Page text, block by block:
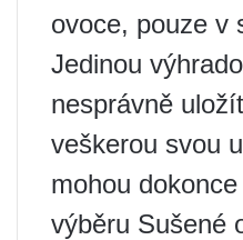
ovoce, pouze v
Jedinou
nesprávně
veškerou svou
mohou
výběru Sušené